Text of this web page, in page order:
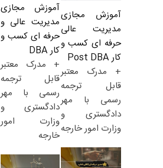
آموزش مجازی
مدیریت عالی
حرفه ای کسب و
کار Post DBA
+ مدرک معتبر
قابل ترجمه
رسمی با مهر
دادگستری و
وزارت امور خارجه
آموزش مجازی
مدیریت عالی و
حرفه ای کسب و
کار DBA
+ مدرک معتبر
قابل ترجمه
رسمی با مهر
دادگستری و
وزارت امور
خارجه